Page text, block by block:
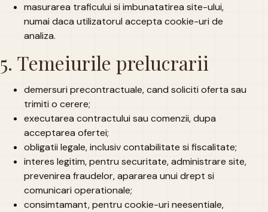
masurarea traficului si imbunatatirea site-ului,
numai daca utilizatorul accepta cookie-uri de
analiza.
5. Temeiurile prelucrarii
demersuri precontractuale, cand soliciti oferta sau
trimiti o cerere;
executarea contractului sau comenzii, dupa
acceptarea ofertei;
obligatii legale, inclusiv contabilitate si fiscalitate;
interes legitim, pentru securitate, administrare site,
prevenirea fraudelor, apararea unui drept si
comunicari operationale;
consimtamant, pentru cookie-uri neesentiale,